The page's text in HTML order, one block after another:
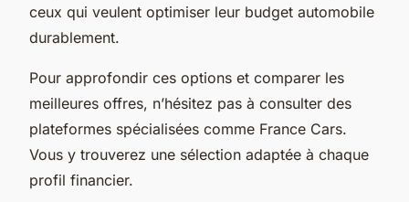
ceux qui veulent optimiser leur budget automobile
durablement.
Pour approfondir ces options et comparer les
meilleures offres, n’hésitez pas à consulter des
plateformes spécialisées comme France Cars.
Vous y trouverez une sélection adaptée à chaque
profil financier.